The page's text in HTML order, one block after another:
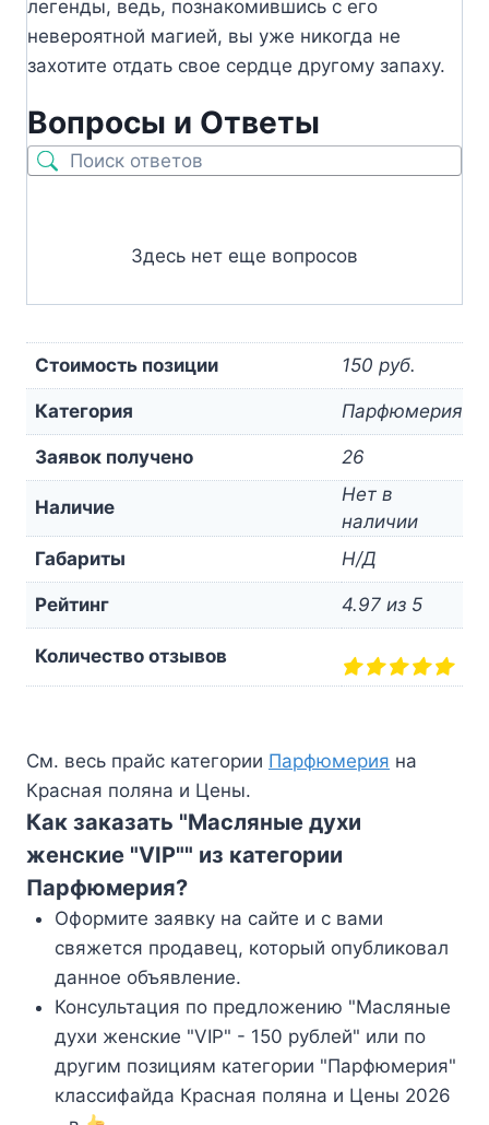
легенды, ведь, познакомившись с его
невероятной магией, вы уже никогда не
захотите отдать свое сердце другому запаху.
Вопросы и Ответы
Здесь нет еще вопросов
Стоимость позиции 150 руб.
Категория Парфюмерия
Заявок получено 26
Наличие
Нет в
наличии
Габариты
Н/Д
Рейтинг 4.97 из 5
Количество отзывов
См. весь прайс категории Парфюмерия на
Красная поляна и Цены.
Как заказать "Масляные духи
женские "VIP"" из категории
Парфюмерия?
Оформите заявку на сайте и с вами
свяжется продавец, который опубликовал
данное объявление.
Консультация по предложению "Масляные
духи женские "VIP" - 150 рублей" или по
другим позициям категории "Парфюмерия"
классифайда Красная поляна и Цены 2026